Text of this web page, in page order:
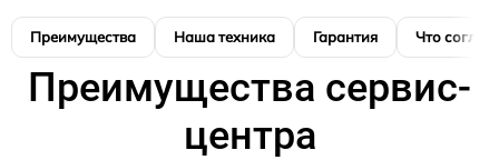
Преимущества Наша техника Гарантия Что
Преимущества сервис-
центра